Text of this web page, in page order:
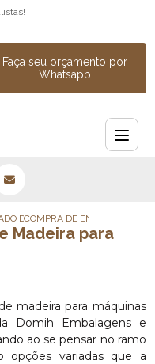
Faça seu orçamento por
Whatsapp
DE MADEIRA PARA CARGA
COMPRA DE ENGRADADO
Madeira para
madeira para máquinas
Domih Embalagens e
ao se pensar no ramo
opções variadas que a